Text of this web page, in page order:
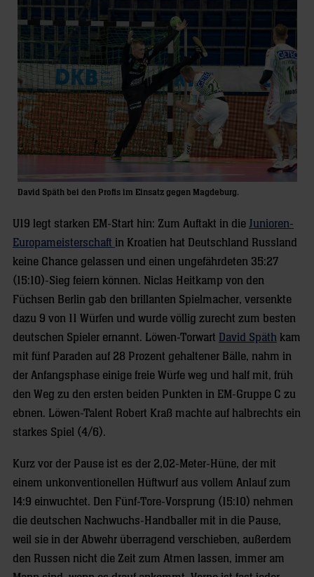
David Späth bei den Profis im Einsatz gegen Magdeburg.
U19 legt starken EM-Start hin: Zum Auftakt in die Junioren-
Europameisterschaft in Kroatien hat Deutschland Russland
keine Chance gelassen und einen ungefährdeten 35:27
(15:10)-Sieg feiern können. Niclas Heitkamp von den
Füchsen Berlin gab den brillanten Spielmacher, versenkte
dazu 9 von 11 Würfen und wurde völlig zurecht zum besten
deutschen Spieler ernannt. Löwen-Torwart David Späth kam
mit fünf Paraden auf 28 Prozent gehaltener Bälle, nahm in
der Anfangsphase einige freie Würfe weg und half mit, früh
den Weg zu den ersten beiden Punkten in EM-Gruppe C zu
ebnen. Löwen-Talent Robert Kraß machte auf halbrechts ein
starkes Spiel (4/6).
Kurz vor der Pause ist es der 2,02-Meter-Hüne, der mit
einem unkonventionellen Hüftwurf aus vollem Anlauf zum
14:9 einwuchtet. Den Fünf-Tore-Vorsprung (15:10) nehmen
die deutschen Nachwuchs-Handballer mit in die Pause,
weil sie in der Abwehr überragend verschieben, außerdem
den Russen nicht die Zeit zum Atmen lassen, immer am